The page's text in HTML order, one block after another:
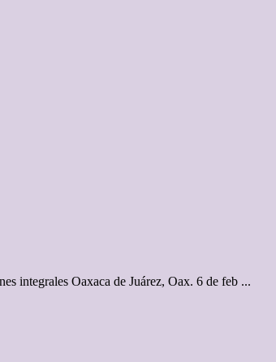
integrales Oaxaca de Juárez, Oax. 6 de feb ...